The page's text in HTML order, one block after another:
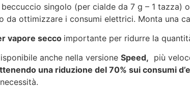
singolo (per cialde da 7 g – 1
da ottimizzare i consumi elettrici. Monta una
vapore secco importante per ridurre la
anche nella versione Speed, più
una riduzione del 70% sui consumi